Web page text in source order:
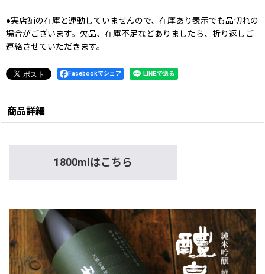
●実店舗の在庫と連動していませんので、在庫あり表示でも品切れの
場合がございます。欠品、在庫不足などありましたら、折り返しご
連絡させていただきます。
Facebookでシェア
商品詳細
1800mlはこちら